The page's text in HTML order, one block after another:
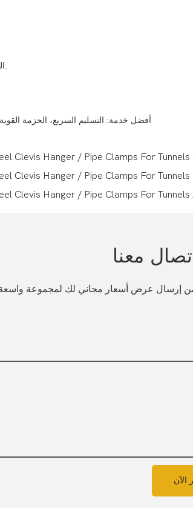
+ أفضل خدمة: التسليم السريع، الحزمة
معنا
من إرسال عرض أسعار مجاني لك لمجموعة
الآن